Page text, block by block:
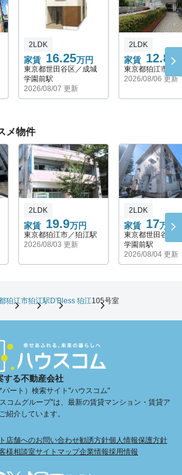
家賃 16.25万円
2LDK
東京都世田谷区／成城
学園前駅
2026/08/07 更新
家賃 12.8 万
2LDK
東京都狛江市／
2026/08/06 更新
メ物件
家賃 19.9万円
2LDK
東京都狛江市／狛江駅
2026/08/03 更新
家賃 17万円
2LDK
東京都世田谷区
学園前駅
2026/08/04 更新
狛江市狛江駅 D'Bless 狛江105号室
する不動産会社
ート）検索サイト"ハウスコム"
コムグループ"は、最新の賃貸マンション・賃貸ア
紹介しています。
店舗へのお問い合わせ勧誘方針個人情報保護方針
様相談室サイトマップ企業情報採用情報